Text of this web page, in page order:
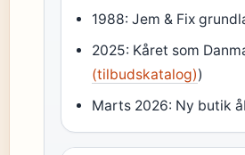
1988: Jem & Fix
2025: Kåret som
(tilbudskatalog))
Marts 2026: Ny butik